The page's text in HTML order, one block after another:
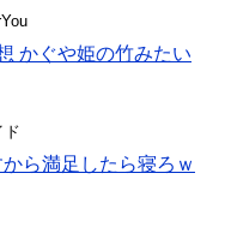
かぐや姫の竹みたい
ド
ら満足したら寝ろｗ